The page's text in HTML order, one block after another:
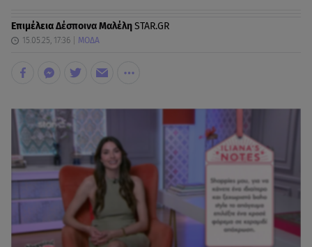
ΕπιμέλειαΔέσποινα ΜαλέληSTAR.GR
15.05.25, 17:36 ΜΟΔΑ